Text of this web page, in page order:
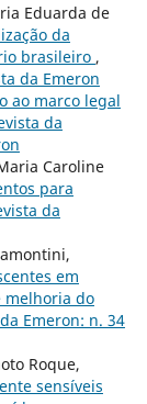
Eduarda de
da
brasileiro ,
da Emeron
ao marco legal
da
Caroline
para
da
em
melhoria do
Emeron: n. 34
Roque,
sensíveis